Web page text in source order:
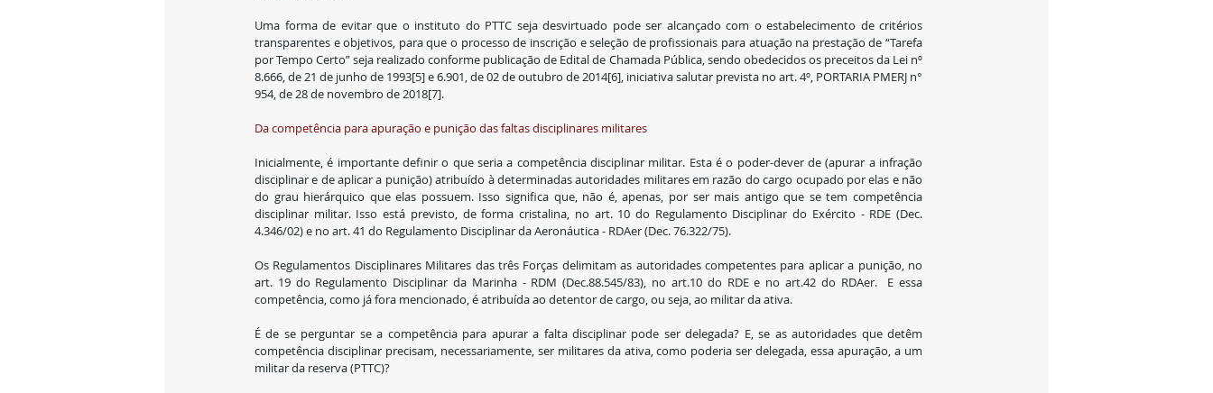
Uma forma de evitar que o instituto do PTTC seja desvirtuado pode ser alcançado com o estabelecimento de critérios
transparentes e objetivos, para que o processo de inscrição e seleção de profissionais para atuação na prestação de “Tarefa
por Tempo Certo” seja realizado conforme publicação de Edital de Chamada Pública, sendo obedecidos os preceitos da Lei nº
8.666, de 21 de junho de 1993[5] e 6.901, de 02 de outubro de 2014[6], iniciativa salutar prevista no art. 4º, PORTARIA PMERJ n°
954, de 28 de novembro de 2018[7].
Da competência para apuração e punição das faltas disciplinares militares
Inicialmente, é importante definir o que seria a competência disciplinar militar. Esta é o poder-dever de (apurar a infração
disciplinar e de aplicar a punição) atribuído à determinadas autoridades militares em razão do cargo ocupado por elas e não
do grau hierárquico que elas possuem. Isso significa que, não é, apenas, por ser mais antigo que se tem competência
disciplinar militar. Isso está previsto, de forma cristalina, no art. 10 do Regulamento Disciplinar do Exército - RDE (Dec.
4.346/02) e no art. 41 do Regulamento Disciplinar da Aeronáutica - RDAer (Dec. 76.322/75).
Os Regulamentos Disciplinares Militares das três Forças delimitam as autoridades competentes para aplicar a punição, no
art. 19 do Regulamento Disciplinar da Marinha - RDM (Dec.88.545/83), no art.10 do RDE e no art.42 do RDAer.  E essa
competência, como já fora mencionado, é atribuída ao detentor de cargo, ou seja, ao militar da ativa.
É de se perguntar se a competência para apurar a falta disciplinar pode ser delegada? E, se as autoridades que detêm
competência disciplinar precisam, necessariamente, ser militares da ativa, como poderia ser delegada, essa apuração, a um
militar da reserva (PTTC)?